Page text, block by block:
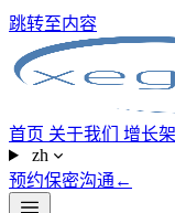
跳转至内容
首页 关于我们 增长
zh
预约保密沟通 ←